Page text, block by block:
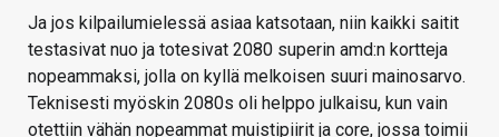
Ja jos kilpailumielessä asiaa katsotaan, niin kaikki saitit
testasivat nuo ja totesivat 2080 superin amd:n kortteja
nopeammaksi, jolla on kyllä melkoisen suuri mainosarvo.
Teknisesti myöskin 2080s oli helppo julkaisu, kun vain
otettiin vähän nopeammat muistipiirit ja core, jossa toimii